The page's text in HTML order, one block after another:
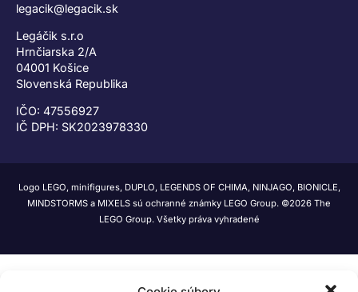
legacik@legacik.sk
Legáčik s.r.o
Hrnčiarska 2/A
04001 Košice
Slovenská Republika
IČO: 47556927
IČ DPH: SK2023978330
Logo LEGO, minifigures, DUPLO, LEGENDS OF CHIMA, NINJAGO, BIONICLE,
MINDSTORMS a MIXELS sú ochranné známky LEGO Group. ©2026 The
LEGO Group. Všetky práva vyhradené